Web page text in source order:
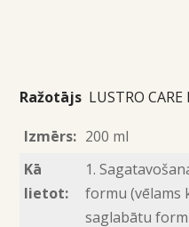
Ražotājs LUSTRO
Izmērs: 200 ml
Kā
lietot:
1.
formu (vēlams
saglabātu